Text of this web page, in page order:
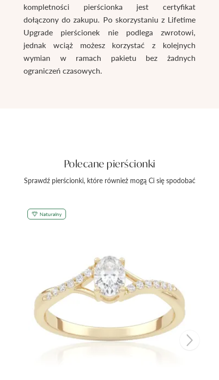
kompletności pierścionka jest certyfikat
dołączony do zakupu. Po skorzystaniu z Lifetime
Upgrade pierścionek nie podlega zwrotowi,
jednak wciąż możesz korzystać z kolejnych
wymian w ramach pakietu bez żadnych
ograniczeń czasowych.
Polecane pierścionki
Sprawdź pierścionki, które również mogą Ci się spodobać
Naturalny